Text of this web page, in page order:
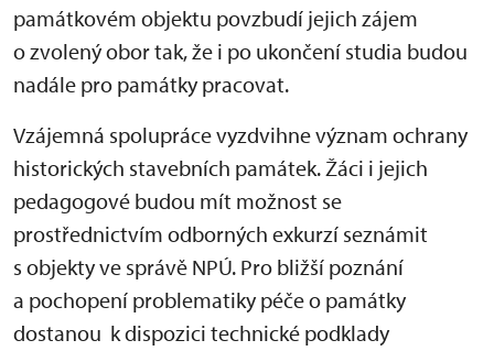
památkovém objektu povzbudí jejich zájem
o zvolený obor tak, že i po ukončení studia budou
nadále pro památky pracovat.
Vzájemná spolupráce vyzdvihne význam ochrany
historických stavebních památek. Žáci i jejich
pedagogové budou mít možnost se
prostřednictvím odborných exkurzí seznámit
s objekty ve správě NPÚ. Pro bližší poznání
a pochopení problematiky péče o památky
dostanou k dispozici technické podklady